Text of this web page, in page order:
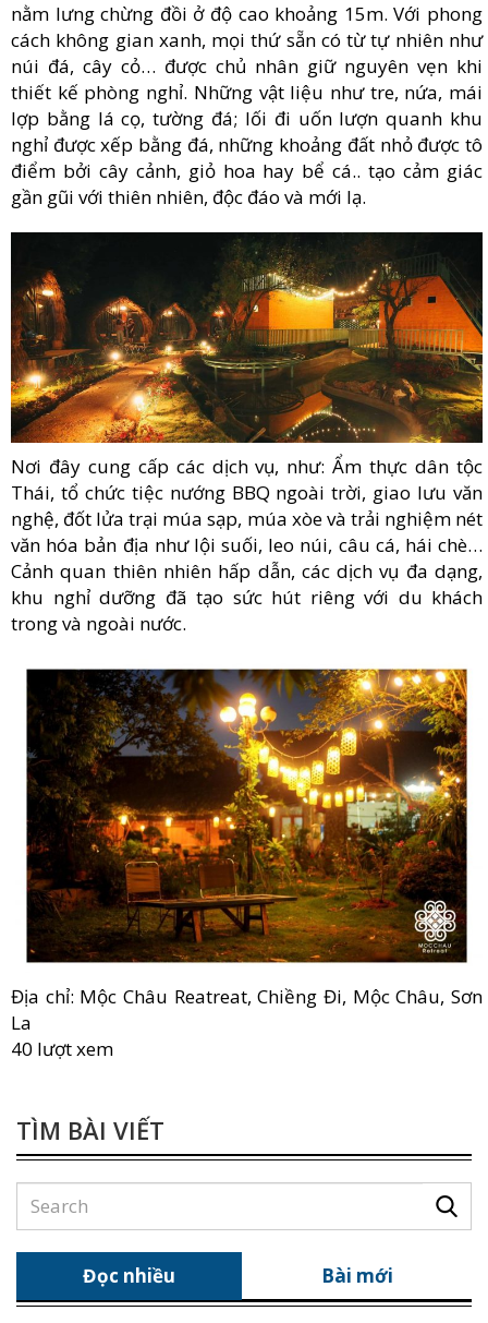
nằm lưng chừng đồi ở độ cao khoảng 15m. Với phong
cách không gian xanh, mọi thứ sẵn có từ tự nhiên như
núi đá, cây cỏ… được chủ nhân giữ nguyên vẹn khi
thiết kế phòng nghỉ. Những vật liệu như tre, nứa, mái
lợp bằng lá cọ, tường đá; lối đi uốn lượn quanh khu
nghỉ được xếp bằng đá, những khoảng đất nhỏ được tô
điểm bởi cây cảnh, giỏ hoa hay bể cá.. tạo cảm giác
gần gũi với thiên nhiên, độc đáo và mới lạ.
Nơi đây cung cấp các dịch vụ, như: Ẩm thực dân tộc
Thái, tổ chức tiệc nướng BBQ ngoài trời, giao lưu văn
nghệ, đốt lửa trại múa sạp, múa xòe và trải nghiệm nét
văn hóa bản địa như lội suối, leo núi, câu cá, hái chè…
Cảnh quan thiên nhiên hấp dẫn, các dịch vụ đa dạng,
khu nghỉ dưỡng đã tạo sức hút riêng với du khách
trong và ngoài nước.
Địa chỉ: Mộc Châu Reatreat, Chiềng Đi, Mộc Châu, Sơn
La
40 lượt xem
TÌM BÀI VIẾT
Đọc nhiều Bài mới